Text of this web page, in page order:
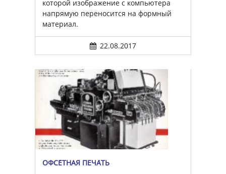
которой изображение с компьютера
напрямую переносится на формный
материал.
22.08.2017
ОФСЕ́ТНАЯ ПЕЧА́ТЬ